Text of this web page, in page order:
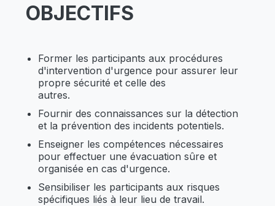
OBJECTIFS
Former les participants aux procédures
d'intervention d'urgence pour assurer leur
propre sécurité et celle des
autres.
Fournir des connaissances sur la détection
et la prévention des incidents potentiels.
Enseigner les compétences nécessaires
pour effectuer une évacuation sûre et
organisée en cas d'urgence.
Sensibiliser les participants aux risques
spécifiques liés à leur lieu de travail.